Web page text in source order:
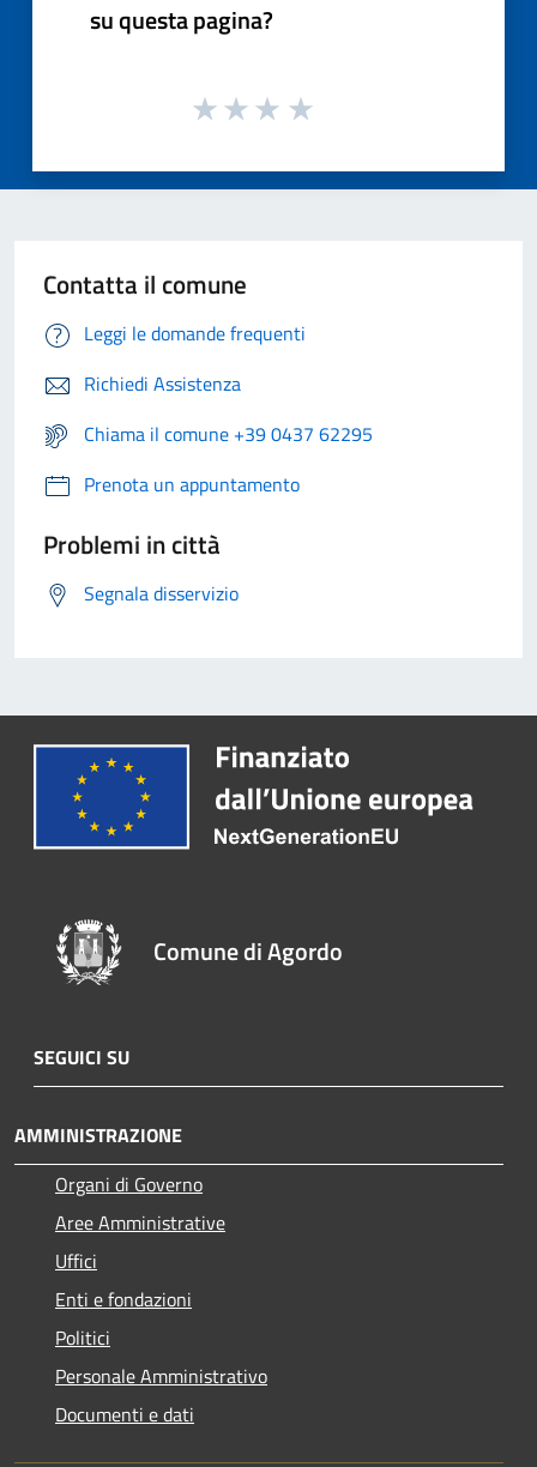
su questa pagina?
Contatta il comune
Leggi le domande frequenti
Richiedi Assistenza
Chiama il comune +39 0437 62295
Prenota un appuntamento
Problemi in città
Segnala disservizio
Comune di Agordo
SEGUICI SU
AMMINISTRAZIONE
Organi di Governo
Aree Amministrative
Uffici
Enti e fondazioni
Politici
Personale Amministrativo
Documenti e dati